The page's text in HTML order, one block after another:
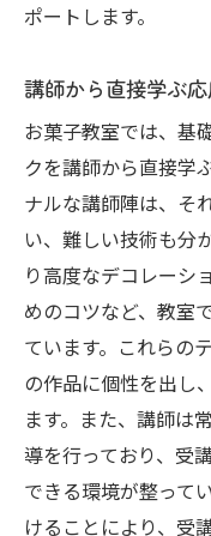
ポートします。
講師から直接学ぶ
お菓子教室では、基
クを講師から直接学
ナルな講師陣は、そ
い、難しい技術も分
り高度なデコレーシ
めのコツなど、教室
ています。これらの
の作品に個性を出し
ます。また、講師は
導を行っており、受
できる環境が整って
けることにより、受